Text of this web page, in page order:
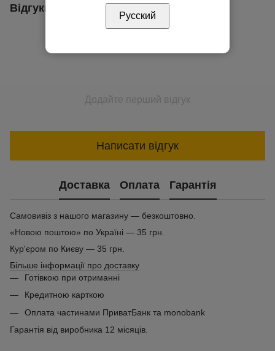
Відгуки
Додайте перший відгук
Написати відгук
Доставка Оплата Гарантія
Самовивіз з нашого магазину — безкоштовно.
«Новою поштою» по Україні — 35 грн.
Кур'єром по Києву — 35 грн.
Більше інформації про доставку
Готівкою при отриманні
Кредитною карткою
Оплата частинами ПриватБанк та monobank
Гарантія від виробника 12 місяців.
Русский